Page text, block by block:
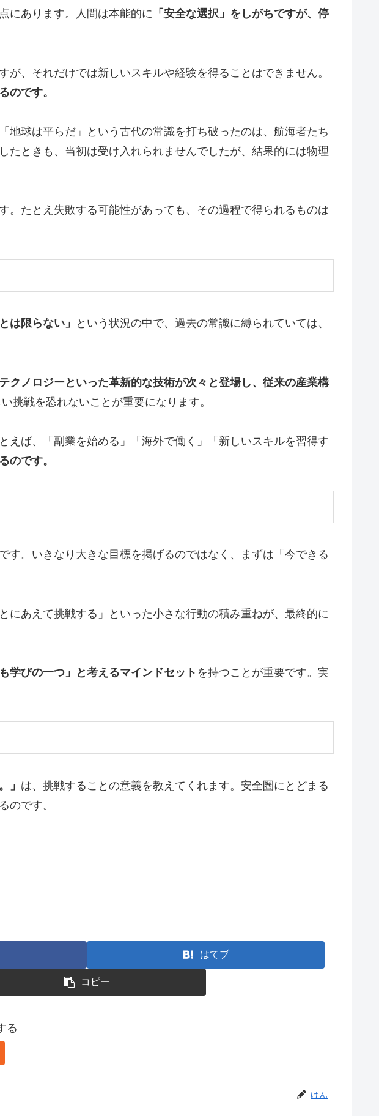
にあります。人間は本能的に 「安全な選択」をしがちですが、停
、それだけでは新しいスキルや経験を得ることはできません。
のです。
地球は平らだ」という古代の常識を打ち破ったのは、航海者たち
ときも、当初は受け入れられませんでしたが、結果的には物理
。たとえ失敗する可能性があっても、その過程で得られるものは
は限らない」
という状況の中で、過去の常識に縛られていては、
クノロジーといった革新的な技術が次々と登場し、従来の産業構
挑戦を恐れないことが重要になります。
えば、「副業を始める」「海外で働く」「新しいスキルを習得す
のです。
す。いきなり大きな目標を掲げるのではなく、まずは「今できる
あえて挑戦する」といった小さな行動の積み重ねが、最終的に
学びの一つ」と考えるマインドセット を持つことが重要です。実
」 は、挑戦することの意義を教えてくれます。安全圏にとどまる
のです。
はてブ
コピー
る
けん